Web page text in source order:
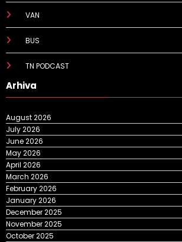
VAN
BUS
TN PODCAST
Arhiva
August 2026
July 2026
June 2026
May 2026
April 2026
March 2026
February 2026
January 2026
December 2025
November 2025
October 2025